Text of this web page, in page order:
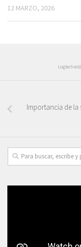
12 MARZO, 2026
Logtech
Importancia de